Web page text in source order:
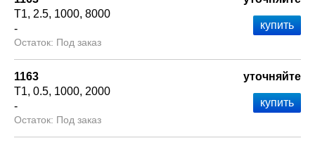
Т1 2.5 1000 8000
-
Под заказ
1163
Т1 0.5 1000 2000
-
Под заказ
уточняйте